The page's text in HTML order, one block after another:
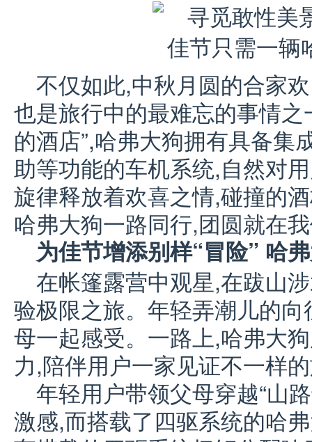
不仅如此,中秋月圆的合家
也是旅行中的最难忘的事情
的酒店”,哈弗大狗拥有具备集
助等功能的车机系统,自然对
旋律释放着欢喜之情,碰撞的
哈弗大狗一路同行,团圆就在
为佳节增添别样“冒险” 哈
在帐篷露营中观星,在跋山
验极限之旅。年轻弄潮儿的
母一起感受。一路上,哈弗大
力,陪伴用户一家见证不一样
年轻用户带领父母穿越“山
激感,而搭载了四驱系统的哈